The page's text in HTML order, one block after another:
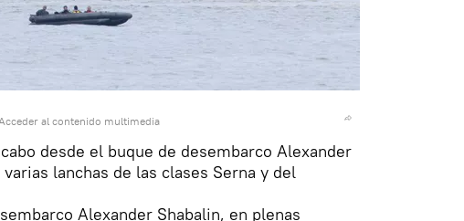
al contenido multimedia
desde el buque de desembarco Alexander
lanchas de las clases Serna y del
Alexander Shabalin, en plenas